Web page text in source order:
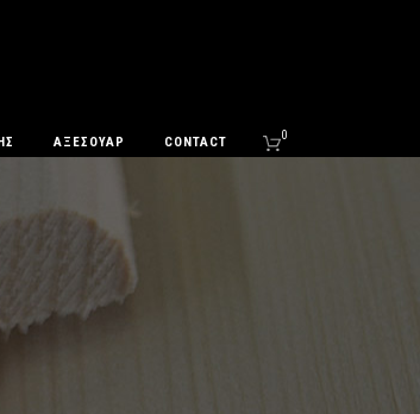
ΑΞΕΣΟΥΆΡ CONTACT 0